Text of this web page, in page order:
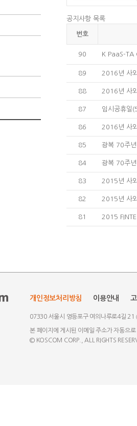
공지사항 목록
번호
90 K PaaS-
89 2016년 사
88 2016년 사
87 임시공휴일
86 2016년 사
85 광복 70주
84 광복 70주
83 2015년 사
82 2015년 사
81 2015
개인정보처리방침 이용안내
07330 서울시 영등포구 여의나루로4길 21
본 페이지에 게시된 이메일 주소가 자동으
© KOSCOM CORP., ALL RIGHTS